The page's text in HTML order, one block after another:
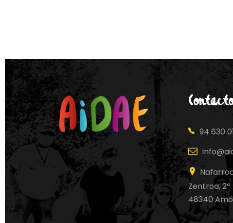
94 630
Zentroa,
48340